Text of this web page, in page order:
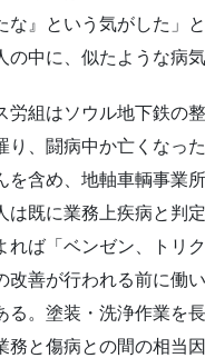
な』という気がした」
中に、似たような病
労組はソウル地下鉄の
り、闘病中か亡くなっ
を含め、地軸車輌事業
は既に業務上疾病と判
れば「ベンゼン、トリ
改善が行われる前に働
る。塗装・洗浄作業を
と傷病との間の相当